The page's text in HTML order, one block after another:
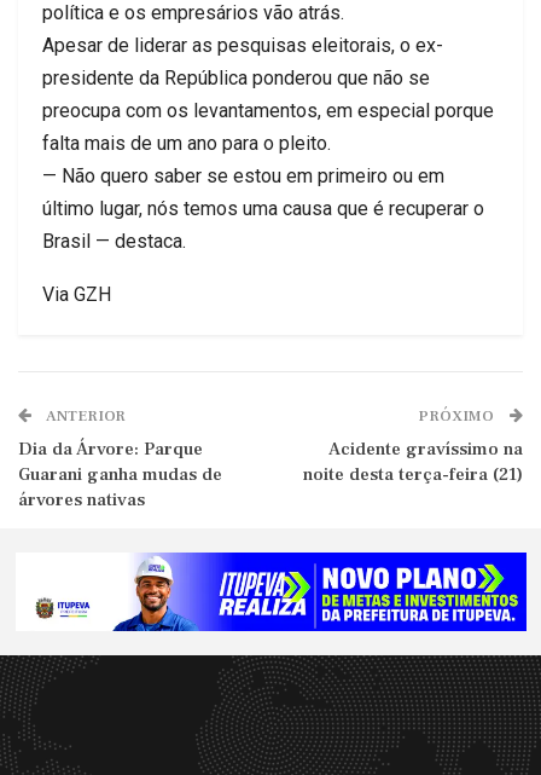
política e os empresários vão atrás.
Apesar de liderar as pesquisas eleitorais, o ex-
presidente da República ponderou que não se
preocupa com os levantamentos, em especial porque
falta mais de um ano para o pleito.
— Não quero saber se estou em primeiro ou em
último lugar, nós temos uma causa que é recuperar o
Brasil — destaca.
Via GZH
ANTERIOR
Dia da Árvore: Parque
Guarani ganha mudas de
árvores nativas
PRÓXIMO
Acidente gravíssimo na
noite desta terça-feira (21)